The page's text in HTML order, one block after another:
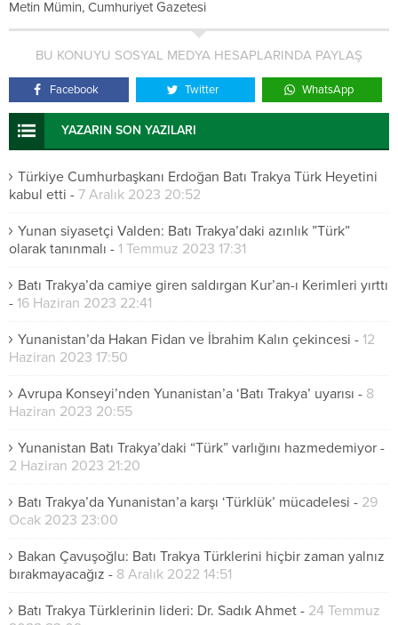
Metin Mümin, Cumhuriyet Gazetesi
BU KONUYU SOSYAL MEDYA HESAPLARINDA PAYLAŞ
Facebook Twitter WhatsApp
YAZARIN SON YAZILARI
Türkiye Cumhurbaşkanı Erdoğan Batı Trakya Türk Heyetini
kabul etti - 7 Aralık 2023 20:52
Yunan siyasetçi Valden: Batı Trakya’daki azınlık ”Türk”
olarak tanınmalı - 1 Temmuz 2023 17:31
Batı Trakya’da camiye giren saldırgan Kur’an-ı Kerimleri yırttı
- 16 Haziran 2023 22:41
Yunanistan’da Hakan Fidan ve İbrahim Kalın çekincesi - 12
Haziran 2023 17:50
Avrupa Konseyi’nden Yunanistan’a ‘Batı Trakya’ uyarısı - 8
Haziran 2023 20:55
Yunanistan Batı Trakya’daki “Türk” varlığını hazmedemiyor -
2 Haziran 2023 21:20
Batı Trakya’da Yunanistan’a karşı ‘Türklük’ mücadelesi - 29
Ocak 2023 23:00
Bakan Çavuşoğlu: Batı Trakya Türklerini hiçbir zaman yalnız
bırakmayacağız - 8 Aralık 2022 14:51
Batı Trakya Türklerinin lideri: Dr. Sadık Ahmet - 24 Temmuz